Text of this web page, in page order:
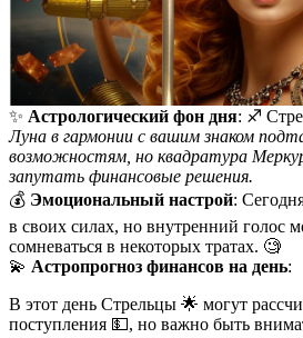
✨ Астрологический фон дня: ♐️
Луна в гармонии с вашим знаком
возможностям, но квадратура
запутать финансовые решения.
💰 Эмоциональный настрой:
в своих силах, но внутренний голос
сомневаться в некоторых тратах. 🧐
💫 Астропрогноз финансов на день:
В этот день Стрельцы 🌟 могут
поступления 💵, но важно быть